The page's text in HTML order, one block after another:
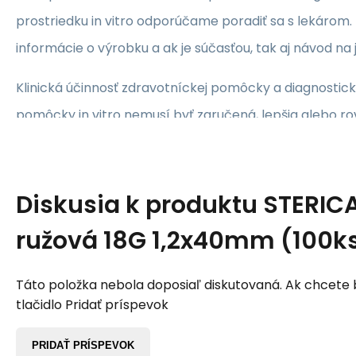
prostriedku in vitro odporúčame poradiť sa s
informácie o výrobku a ak je súčasťou, tak aj návod na
Klinická účinnosť zdravotníckej pomôcky a
pomôcky in vitro nemusí byť zaručená, lepšia alebo
Diskusia k produktu
ružová 18G 1,2x40mm
Táto položka nebola doposiaľ diskutovaná. Ak chcete
tlačidlo Pridať príspevok
PRIDAŤ PRÍSPEVOK